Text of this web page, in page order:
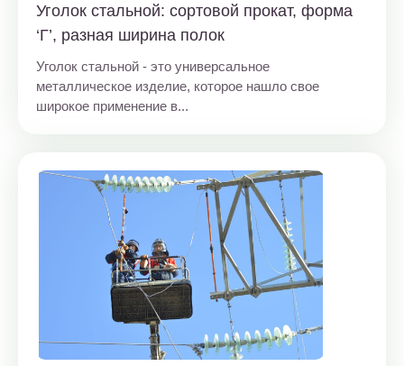
Уголок стальной: сортовой прокат, форма
‘Г’, разная ширина полок
Уголок стальной - это универсальное
металлическое изделие, которое нашло свое
широкое применение в...